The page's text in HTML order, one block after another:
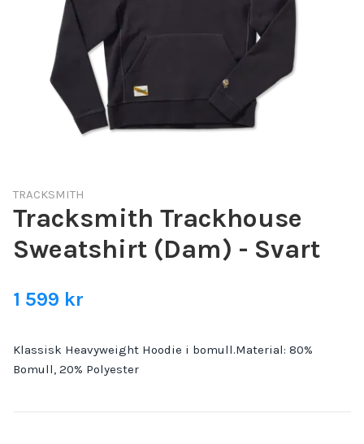
TRACKSMITH
Tracksmith Trackhouse
Sweatshirt (Dam) - Svart
1 599 kr
Klassisk Heavyweight Hoodie i bomull.Material: 80%
Bomull, 20% Polyester